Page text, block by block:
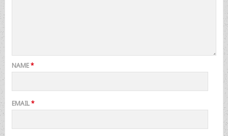
NAME*
EMAIL*